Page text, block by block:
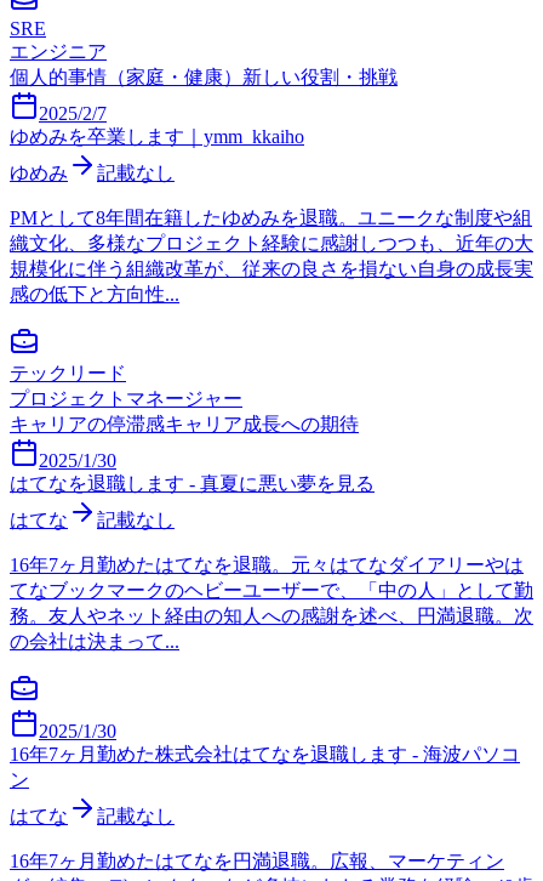
SRE
エンジニア
個人的事情（家庭・健康） 新しい役割・挑戦
2025/2/7
ゆめみを卒業します｜ymm_kkaiho
ゆめみ
記載なし
PMとして8年間在籍したゆめみを退職。ユニークな制度や組
織文化、多様なプロジェクト経験に感謝しつつも、近年の大
規模化に伴う組織改革が、従来の良さを損ない自身の成長実
感の低下と方向性...
テックリード
プロジェクトマネージャー
キャリアの停滞感キャリア成長への期待
2025/1/30
はてなを退職します - 真夏に悪い夢を見る
はてな
記載なし
16年7ヶ月勤めたはてなを退職。元々はてなダイアリーやは
てなブックマークのヘビーユーザーで、「中の人」として勤
務。友人やネット経由の知人への感謝を述べ、円満退職。次
の会社は決まって...
2025/1/30
16年7ヶ月勤めた株式会社はてなを退職します - 海波パソコ
ン
はてな
記載なし
16年7ヶ月勤めたはてなを円満退職。広報、マーケティン